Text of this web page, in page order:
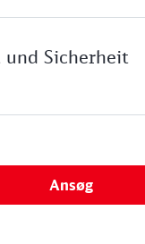
Sicherheit
Ansøg